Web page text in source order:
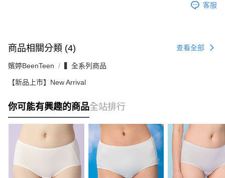
客服
商品相關分類 (4) 查看全部
嬪婷BeenTeen ▍全系列商品
【新品上市】New Arrival
你可能有興趣的商品全站排行